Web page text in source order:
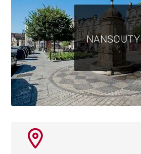
NANSOUTY